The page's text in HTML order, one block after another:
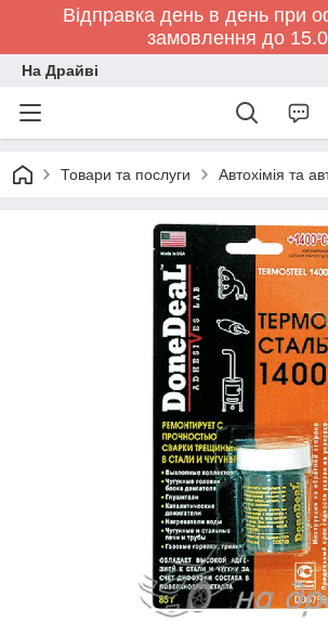
Відправка день в день при
замовлення до
На Драйві
Товари та послуги Автохімія та